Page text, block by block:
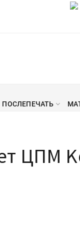
ПОСЛЕПЕЧАТЬ
ЦПМ